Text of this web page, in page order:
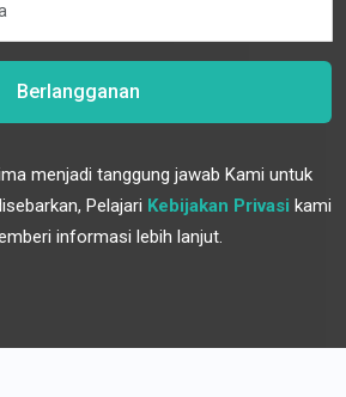
Berlangganan
menjadi tanggung jawab Kami untuk
Pelajari Kebijakan Privasi kami
informasi lebih lanjut.